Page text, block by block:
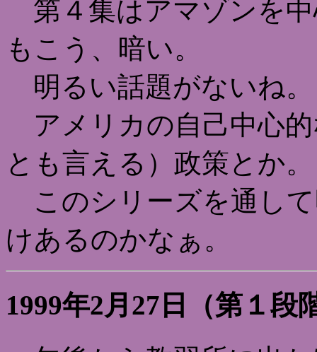
第４集はアマゾンを
もこう、暗い。
明るい話題がないね。
アメリカの自己中心
とも言える）政策とか。
このシリーズを通し
けあるのかなぁ。
1999年2月27日（第１段